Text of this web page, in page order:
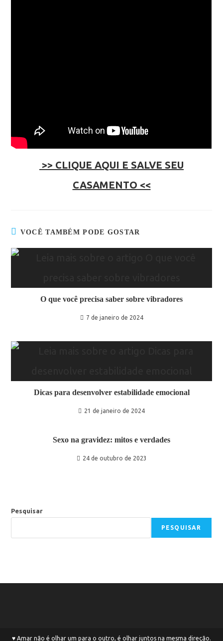
>> CLIQUE AQUI E SALVE SEU
CASAMENTO <<
VOCÊ TAMBÉM PODE GOSTAR
O que você precisa saber sobre vibradores
7 de janeiro de 2024
Dicas para desenvolver estabilidade emocional
21 de janeiro de 2024
Sexo na gravidez: mitos e verdades
24 de outubro de 2023
Pesquisar
PESQUISAR
♥ Amar não é olhar um para o outro, é olhar juntos na mesma direção.